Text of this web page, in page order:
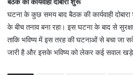
घटना के कुछ समय बाद बैठक की कार्यवाही
के बीच तनाव बना रहा। इस घटना के बाद से
ताकि भविष्य में इस तरह की घटनाओं से बचा जा
जारी है और इसके भविष्य को लेकर कई सवाल खड़े